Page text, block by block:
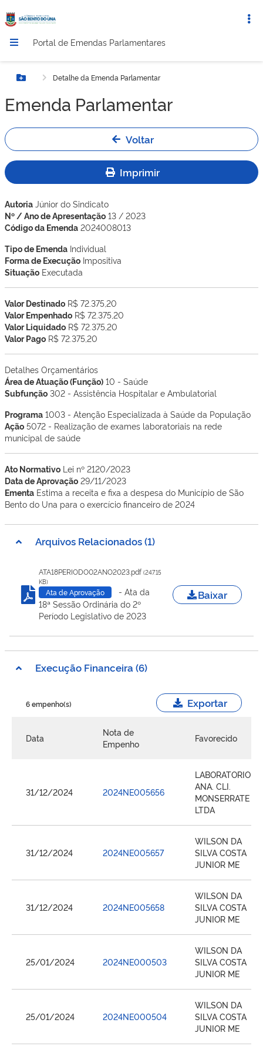
Portal de Emendas Parlamentares
Botão MenuDetalhe da Emenda Parlamentar
Emenda Parlamentar
Voltar
Imprimir
Autoria Júnior do Sindicato
Nº / Ano de Apresentação 13 / 2023
Código da Emenda 2024008013
Tipo de Emenda Individual
Forma de Execução Impositiva
Situação Executada
Valor Destinado R$ 72.375,20
Valor Empenhado R$ 72.375,20
Valor Liquidado R$ 72.375,20
Valor Pago R$ 72.375,20
Detalhes Orçamentários
Área de Atuação (Função) 10 - Saúde
Subfunção 302 - Assistência Hospitalar e Ambulatorial
Programa 1003 - Atenção Especializada à Saúde da População
Ação 5072 - Realização de exames laboratoriais na rede
municipal de saúde
Ato Normativo Lei nº 2120/2023
Data de Aprovação 29/11/2023
Ementa Estima a receita e fixa a despesa do Município de São
Bento do Una para o exercício financeiro de 2024
Arquivos Relacionados (1)
ATA18PERIODO02ANO2023.pdf(247.15
KB)
Ata de Aprovação
- Ata da
18ª Sessão Ordinária do 2º
Período Legislativo de 2023
Baixar
Execução Financeira (6)
6 empenho(s) Exportar
Data
Nota de
Empenho
Favorecido
31/12/2024 2024NE005656
LABORATORIO
ANA. CLI.
MONSERRATE
LTDA
31/12/2024 2024NE005657
WILSON DA
SILVA COSTA
JUNIOR ME
31/12/2024 2024NE005658
WILSON DA
SILVA COSTA
JUNIOR ME
25/01/2024 2024NE000503
WILSON DA
SILVA COSTA
JUNIOR ME
25/01/2024 2024NE000504
WILSON DA
SILVA COSTA
JUNIOR ME